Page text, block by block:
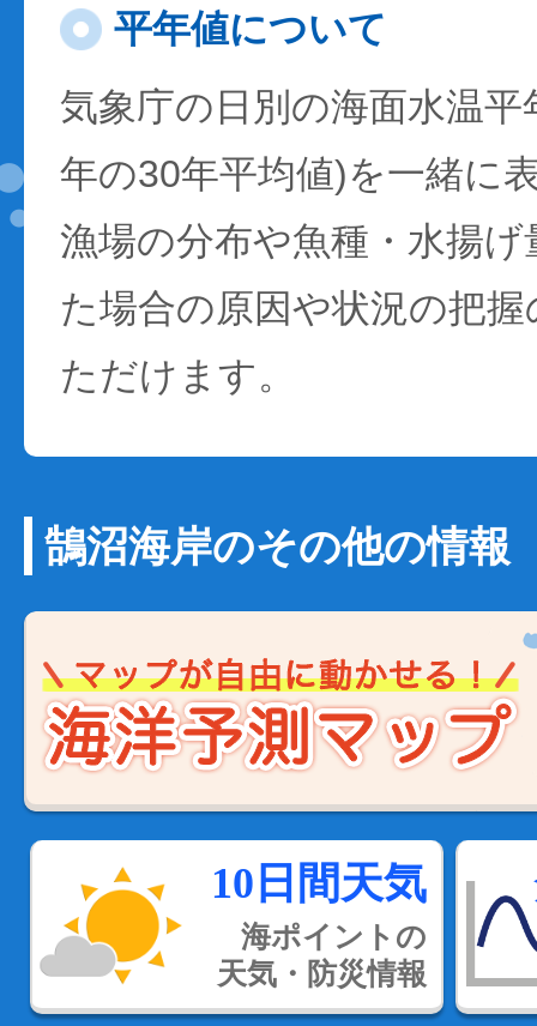
平年値について
気象庁の日別の海面水温
年の30年平均値)を一緒に
漁場の分布や魚種・水揚
た場合の原因や状況の把
ただけます。
鵠沼海岸のその他の情報
10日間天気
海ポイントの
天気・防災情報